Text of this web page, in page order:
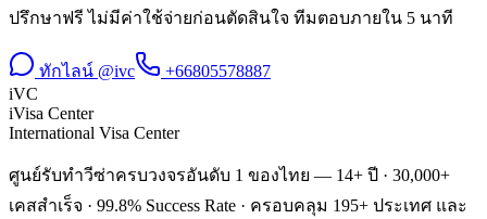
ปรึกษาฟรี ไม่มีค่าใช้จ่ายก่อนตัดสินใจ ทีมตอบภายใน 5 นาที
ทักไลน์ @ivc
+66805578887
iVC
iVisa Center
International Visa Center
ศูนย์รับทำวีซ่าครบวงจรอันดับ 1 ของไทย — 14+ ปี · 30,000+
เคสสำเร็จ · 99.8% Success Rate · ครอบคลุม 195+ ประเทศ และ